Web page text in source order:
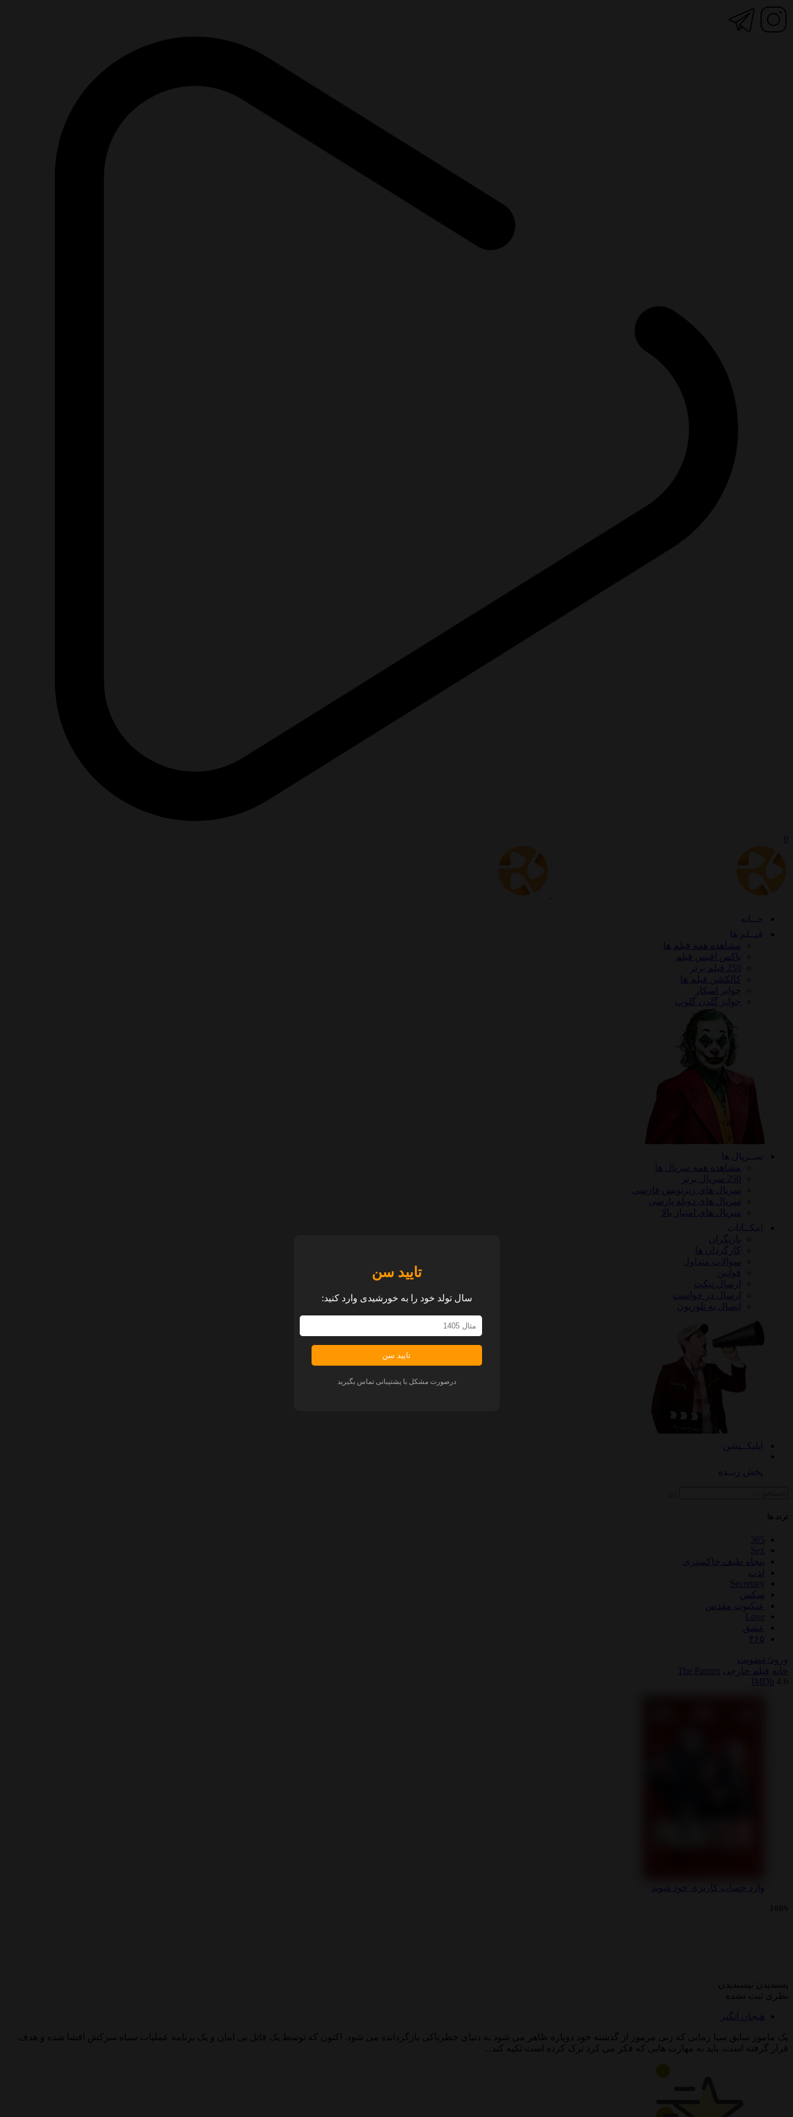
0
خــانه
فیــلم ها
مشاهده همه فیلم ها
باکس افیس فیلم
250 فیلم برتر
کالکشن فیلم ها
جوایز اسکار
جوایز گلدن گلوپ
ســریال ها
مشاهده همه سریال ها
250 سریال برتر
سریال های زیرنویس فارسی
سریال های دوبله پارسی
سریال های امتیاز بالا
امکــانات
بازیگران
کارگردان ها
سوالات متداول
قوانین
ارسال تیکت
ارسال در خواست
اتصال به تلوزیون
اپلیکــیشن
پخش زنــده
ترند ها
365
Sex
پنجاه طیف خاکستری
لذت
Secretary
سکس
عنکبوت مقدس
Love
عشق
۳۶۵
ورود/عضویت
تایید سن
سال تولد خود را به خورشیدی وارد کنید:
تایید سن
درصورت مشکل با پشتیبانی تماس بگیرید
خانه فیلم خارجی
The Painter
IMDb 4.6
وارد حساب کاربری خود شوید
100%
پسندیدن
نپسندیدن
نظری ثبت نشده
هیجان انگیز
یک مامور سابق سیا زمانی که زنی مرموز از گذشته خود دوباره ظاهر می شود به دنیای خطرناکی بازگردانده می شود. اکنون که توسط یک قاتل بی امان و یک برنامه عملیات سیاه سرکش افشا شده و هدف
قرار گرفته است، باید به مهارت هایی که فکر می کرد ترک کرده است تکیه کند...